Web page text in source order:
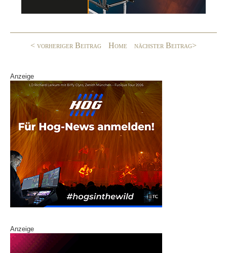
o< vorheriger Beitrag Home nächster Beitrag>
Anzeige
Anzeige